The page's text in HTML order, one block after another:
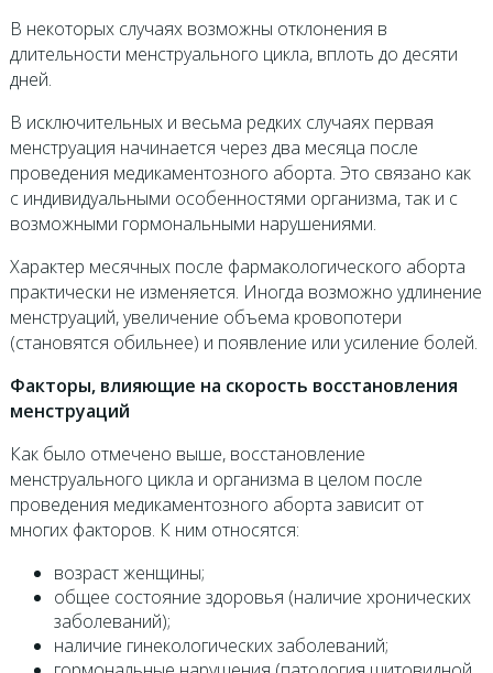
В некоторых случаях возможны отклонения в
длительности менструального цикла, вплоть до десяти
дней.
В исключительных и весьма редких случаях первая
менструация начинается через два месяца после
проведения медикаментозного аборта. Это связано как
с индивидуальными особенностями организма, так и с
возможными гормональными нарушениями.
Характер месячных после фармакологического аборта
практически не изменяется. Иногда возможно удлинение
менструаций, увеличение объема кровопотери
(становятся обильнее) и появление или усиление болей.
Факторы, влияющие на скорость восстановления
менструаций
Как было отмечено выше, восстановление
менструального цикла и организма в целом после
проведения медикаментозного аборта зависит от
многих факторов. К ним относятся:
возраст женщины;
общее состояние здоровья (наличие хронических
заболеваний);
наличие гинекологических заболеваний;